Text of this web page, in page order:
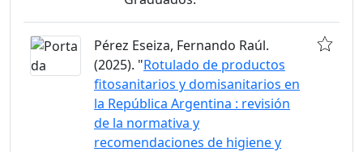
Pérez Eseiza, Fernando Raúl.
(2025). "Rotulado de productos
fitosanitarios y domisanitarios en
la República Argentina : revisión
de la normativa y
recomendaciones de higiene y